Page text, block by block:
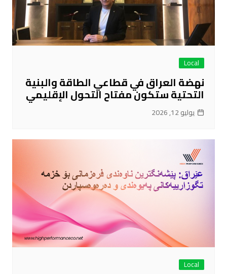
Local
نهضة العراق في قطاعي الطاقة والبنية
التحتية ستكون مفتاح التحول الإقليمي
يوليو 12, 2026
Local